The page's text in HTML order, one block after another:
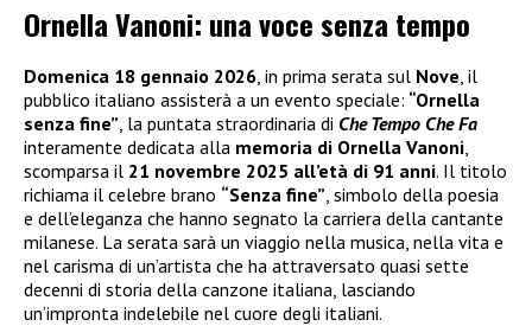
Ornella Vanoni: una voce senza tempo
Domenica 18 gennaio 2026 , in prima serata sul Nove , il
pubblico italiano assisterà a un evento speciale: “Ornella
senza fine” , la puntata straordinaria di Che Tempo Che Fa
interamente dedicata alla memoria di Ornella Vanoni
scomparsa il 21 novembre 2025 all’età di 91 anni. Il titolo
richiama il celebre brano “Senza fine” , simbolo della poesia
e dell’eleganza che hanno segnato la carriera della cantante
milanese. La serata sarà un viaggio nella musica, nella vita e
nel carisma di un’artista che ha attraversato quasi sette
decenni di storia della canzone italiana, lasciando
un’impronta indelebile nel cuore degli italiani.